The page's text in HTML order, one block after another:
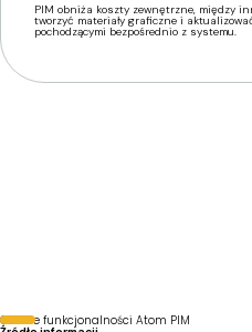
PIM obniża koszty zewnętrzne, między
tworzyć materiały graficzne i
pochodzącymi bezpośrednio z systemu.
Główne funkcjonalności Atom PIM